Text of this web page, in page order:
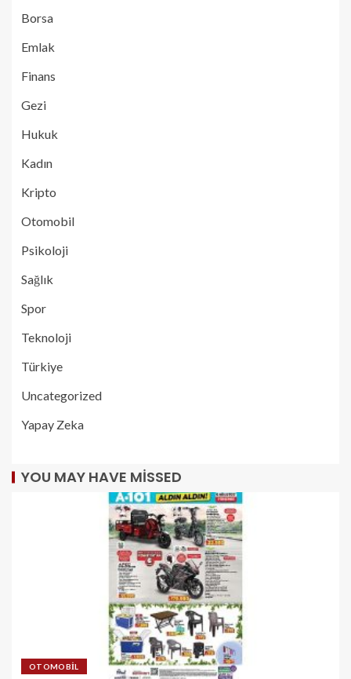
Borsa
Emlak
Finans
Gezi
Hukuk
Kadın
Kripto
Otomobil
Psikoloji
Sağlık
Spor
Teknoloji
Türkiye
Uncategorized
Yapay Zeka
YOU MAY HAVE MISSED
OTOMOBIL